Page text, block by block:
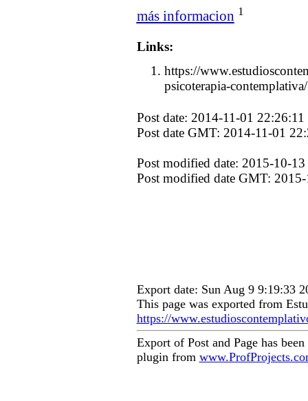
más informacion 1
Links:
https://
psicoterapia-contemplativa/
Post date: 2014-11-01 22:26:11
Post date GMT: 2014-11-01
Post modified date: 2015-10-
Post modified date GMT:
Export date: Sun Aug 9 9:19:33
This page was exported from
https://
Export of Post and Page has
plugin from